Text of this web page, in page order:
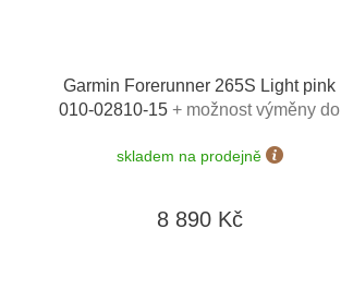
Garmin Forerunner 265S Light pink
010-02810-15 + možnost výměny do
skladem na prodejně
8 890 Kč